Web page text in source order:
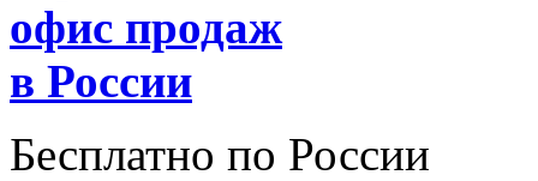
офис продаж
в России
Бесплатно по России